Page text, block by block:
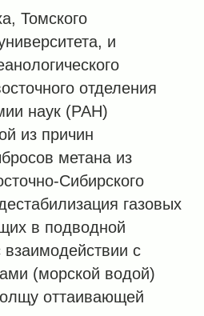
Томского
и
отделения
наук (РАН)
из причин
метана из
Сибирского
газовых
в подводной
с
(морской водой)
оттаивающей